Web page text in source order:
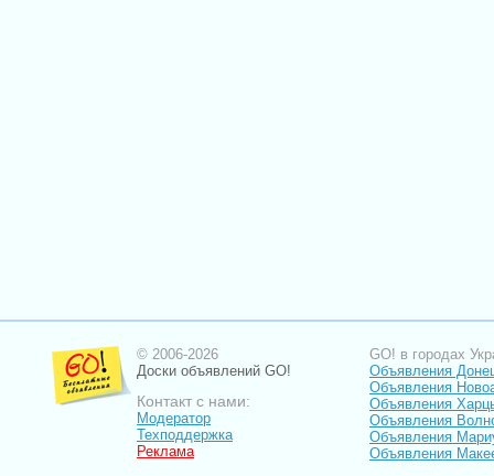
© 2006-2026
Доски объявлений GO!
Контакт с нами:
Модератор
Техподдержка
Реклама
GO! в городах
Объявления
Объявления
Объявления
Объявления
Объявления
Объявления